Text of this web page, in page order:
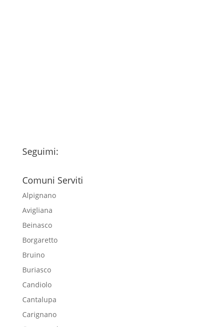
Seguimi:
Comuni Serviti
Alpignano
Avigliana
Beinasco
Borgaretto
Bruino
Buriasco
Candiolo
Cantalupa
Carignano